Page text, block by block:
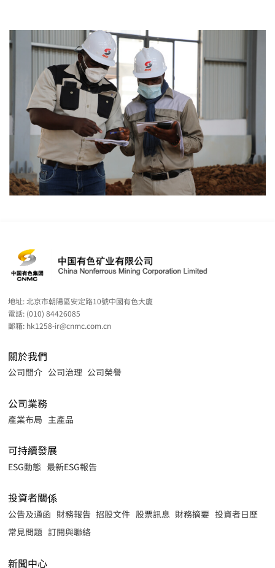
地址:北京市朝陽區安定路10號中國有色大廈
電話: (010) 84426085
郵箱: hk1258-ir@cnmc.com.cn
關於我們
公司間介 公司治理 公司榮譽
公司業務
產業布局 主產品
可持續發展
ESG動態 最新ESG報告
投資者關係
公告及通函 財務報告 招股文件 股票訊息 財務摘要 投資者日歷
常見問題 訂閱與聯絡
新聞中心